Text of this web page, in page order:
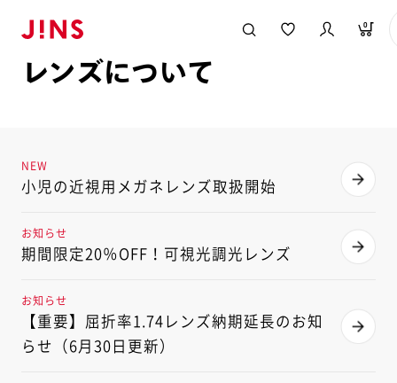
0
レンズについて
NEW
小児の近視用メガネレンズ取扱開始
お知らせ
期間限定20％OFF！可視光調光レンズ
お知らせ
【重要】屈折率1.74レンズ納期延長のお知
らせ（6月30日更新）